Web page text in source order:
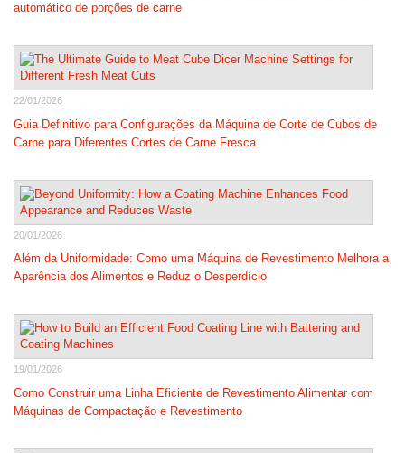
automático de porções de carne
22/01/2026
Guia Definitivo para Configurações da Máquina de Corte de Cubos de
Carne para Diferentes Cortes de Carne Fresca
20/01/2026
Além da Uniformidade: Como uma Máquina de Revestimento Melhora a
Aparência dos Alimentos e Reduz o Desperdício
19/01/2026
Como Construir uma Linha Eficiente de Revestimento Alimentar com
Máquinas de Compactação e Revestimento